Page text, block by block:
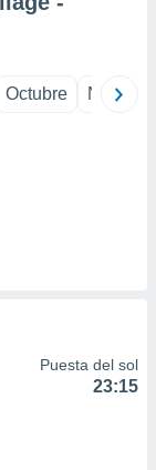
Octubre
Puesta del sol
23:15